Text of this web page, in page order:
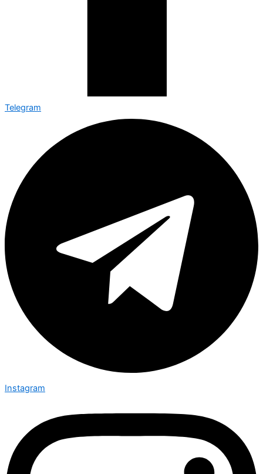
Telegram
Instagram